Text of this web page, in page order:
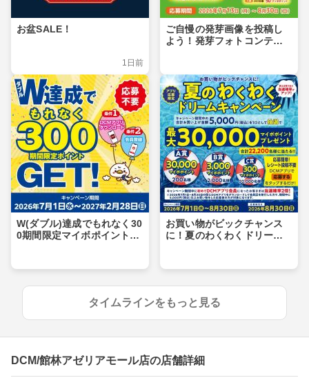
お盆SALE！
1日前
ご自慢の発芽画像を投稿し
よう！発芽フォトコンテス
W(ダブル)達成でもれなく30
0期間限定マイボポイントG
お買い物がビックチャンス
に！夏のわくわくドリーム
タイムラインをもっと見る
DCM/館林アゼリアモール店の店舗詳細